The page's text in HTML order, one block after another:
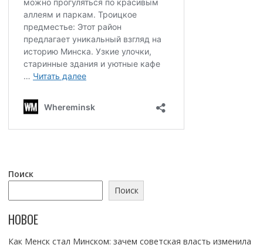
Поиск
Поиск
НОВОЕ
Как Менск стал Минском: зачем советская власть изменила